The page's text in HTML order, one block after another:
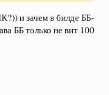
на очки с крампом.
и зачем в билде ББ-
ББ только не вит 100